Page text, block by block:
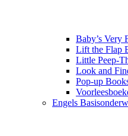
Baby’s Very
Lift the Flap
Little Peep-
Look and
Pop-up
Engels